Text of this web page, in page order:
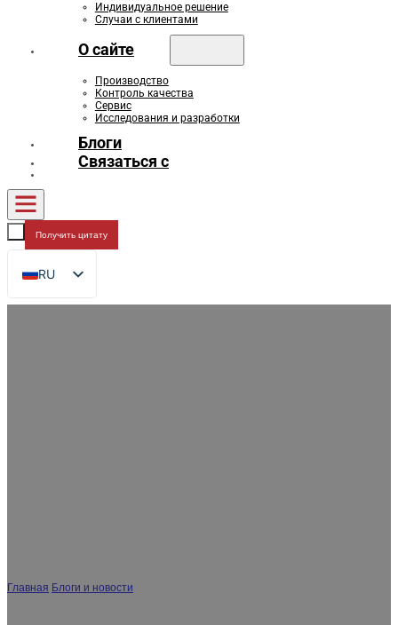
Индивидуальное решение
Случаи с клиентами
О сайте
Производство
Контроль качества
Сервис
Исследования и разработки
Блоги
Связаться с
Получить цитату
RU
EN
Главная Блоги и новости